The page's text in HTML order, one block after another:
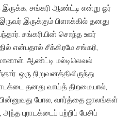
இருக்க, சங்கரி ஆண்ட்டி என்று ஓர்
இருக்கும் பிளாக்கில் தனது
சங்கரியின் சொந்த ஊர்
என்பதால் சீக்கிரமே சங்கரி,
ஆண்ட்டி மல்டிலெவல்
ஒரு நிறுவனத்திலிருந்து
தனது வாய்த் திறமையால்,
போல, வார்த்தை ஜாலங்கள்
புராடக்டைப் பற்றிப் பேசிப்